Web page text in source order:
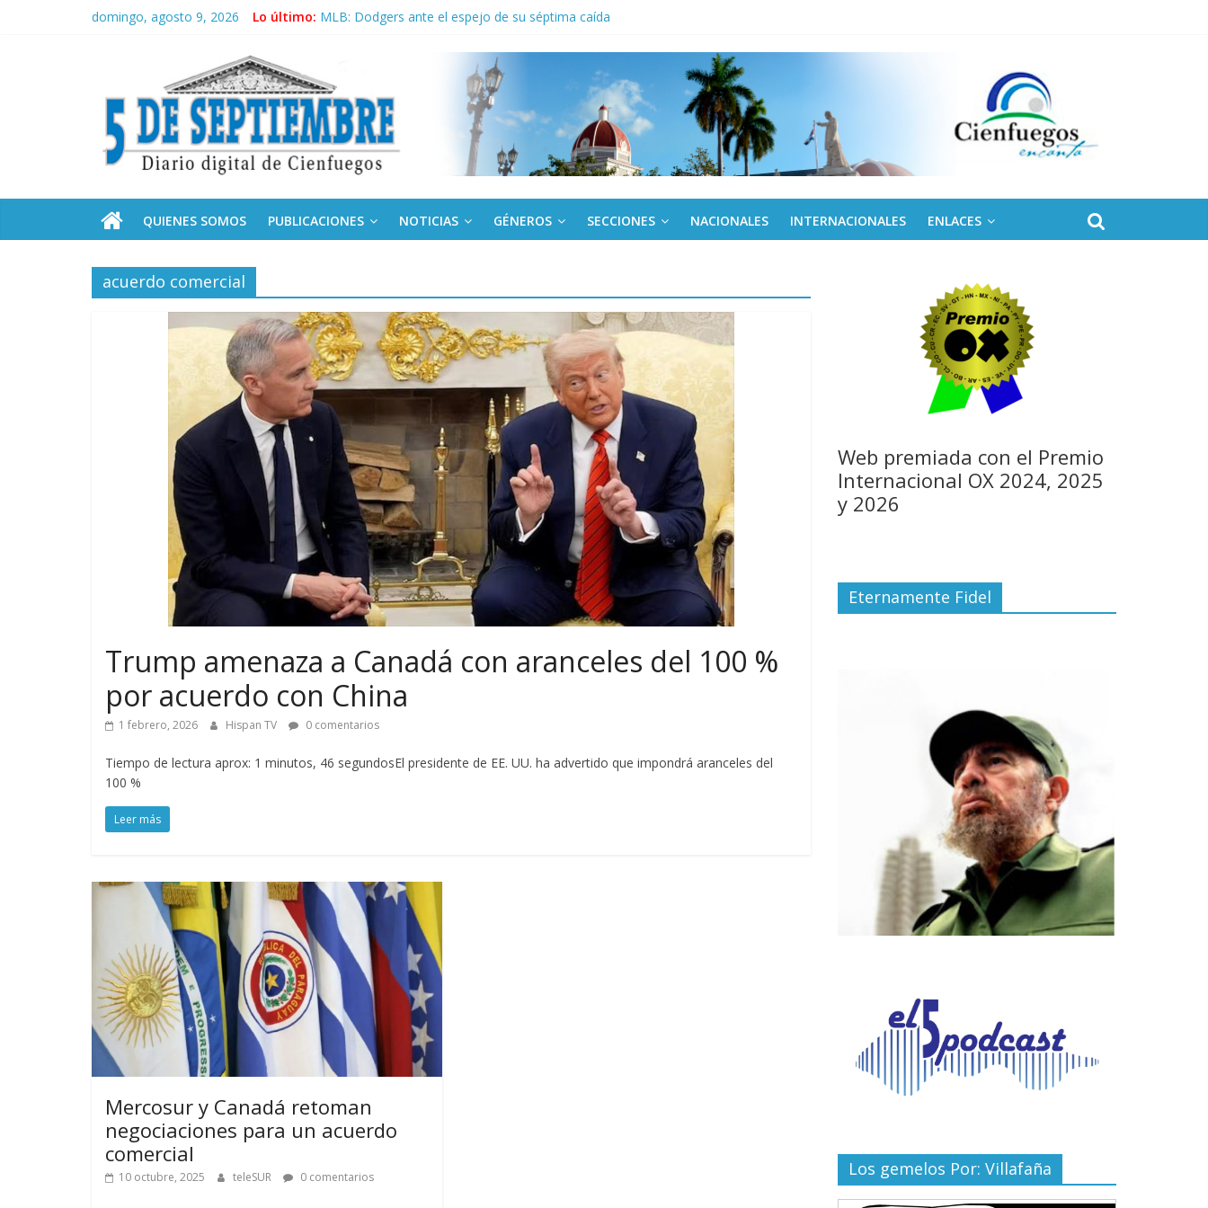
domingo, agosto 9, 2026 Lo último: MLB: Dodgers ante el espejo de su séptima caída
Recibe Díaz-Canel en el Palacio de la Revolución a delegados de la IV Asamblea Continental ALBA Movimientos
Frente Amplio de Dominicana reivindica legado de Fidel Castro
La derecha de América Latina corteja al escudo
Septiembre
Diario
de
Cienfuegos,QUIENES SOMOS PUBLICACIONES NOTICIAS GÉNEROS SECCIONES NACIONALES INTERNACIONALES ENLACES
acuerdo comercial
Trump amenaza a Canadá con aranceles del 100 %
por acuerdo con China
1 febrero, 2026 Hispan TV 0 comentarios
Tiempo de lectura aprox: 1 minutos, 46 segundosEl presidente de EE. UU. ha advertido que impondrá aranceles del
100 %
Leer más
Mercosur y Canadá retoman
negociaciones para un acuerdo
comercial
10 octubre, 2025 teleSUR 0 comentarios
Web premiada con el Premio
Internacional OX 2024, 2025
y 2026
Eternamente Fidel
Los gemelos Por: Villafaña